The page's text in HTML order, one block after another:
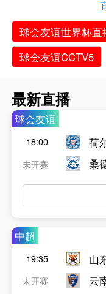
球会友谊世界杯直
球会友谊CCTV5
最新直播
球会友谊
18:00
未开赛
荷
桑
中超
19:35
未开赛
山
云